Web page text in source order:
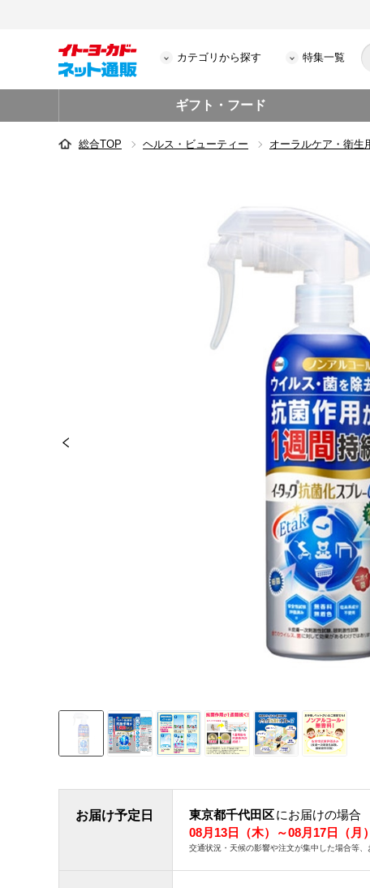
カテゴリから探す 特集一覧
ギフト・フード
総合TOP ヘルス・ビューティー オーラルケア・衛生
お届け予定日 東京都千代田区にお届けの場合
08月13日（木）～08月17日（月）
交通状況・天候の影響や注文が集中した場合等、